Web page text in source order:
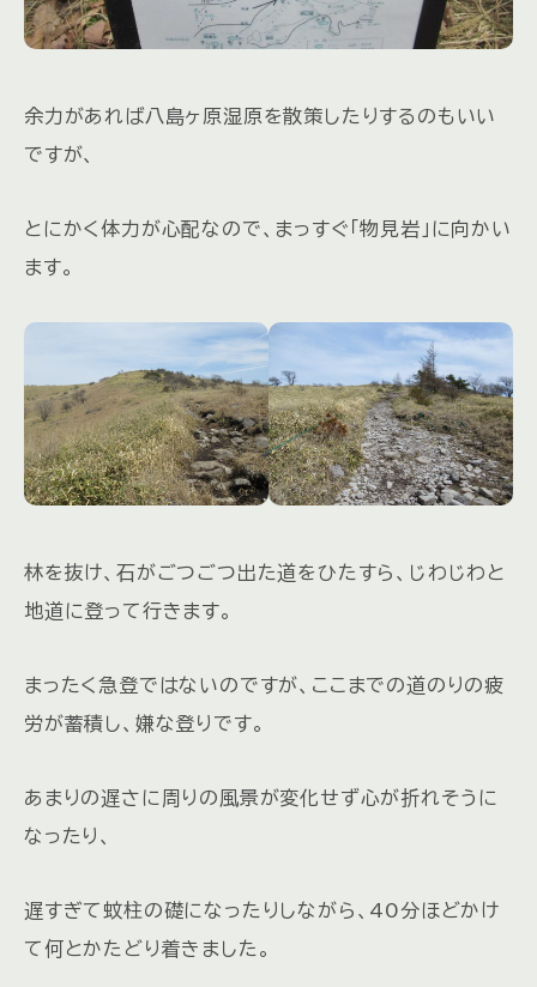
余力があれば八島ヶ原湿原を散策したりするのもいい
ですが、
とにかく体力が心配なので、まっすぐ「物見岩」に向かい
ます。
林を抜け、石がごつごつ出た道をひたすら、じわじわと
地道に登って行きます。
まったく急登ではないのですが、ここまでの道のりの疲
労が蓄積し、嫌な登りです。
あまりの遅さに周りの風景が変化せず心が折れそうに
なったり、
遅すぎて蚊柱の礎になったりしながら、40分ほどかけ
て何とかたどり着きました。